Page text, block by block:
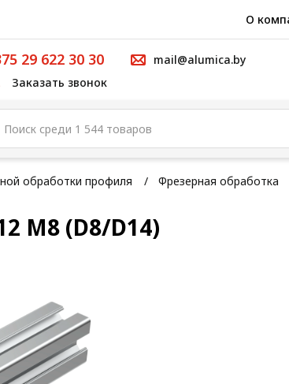
О
29 622 30 30
Заказать звонок
mail@alumica.by
обработки профиля Фрезерная обработка
М8 (D8/D14)